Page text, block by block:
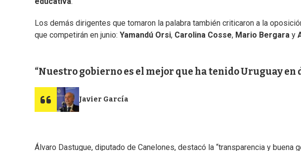
Los demás dirigentes que tomaron la palabra también criticaron a la
que competirán en junio: Yamandú Orsi, Carolina Cosse, Mario Bergara y
Nuestro gobierno es el mejor que ha tenido Uruguay en
Javier García
Álvaro Dastugue, diputado de Canelones, destacó la “transparencia y